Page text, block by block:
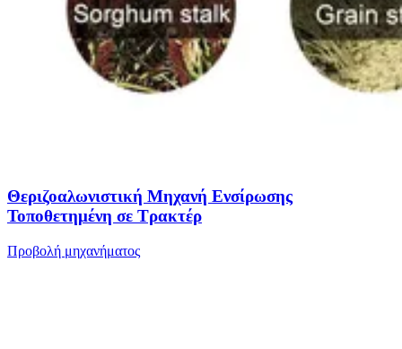
Θεριζοαλωνιστική Μηχανή Ενσίρωσης
Τοποθετημένη σε Τρακτέρ
Προβολή μηχανήματος